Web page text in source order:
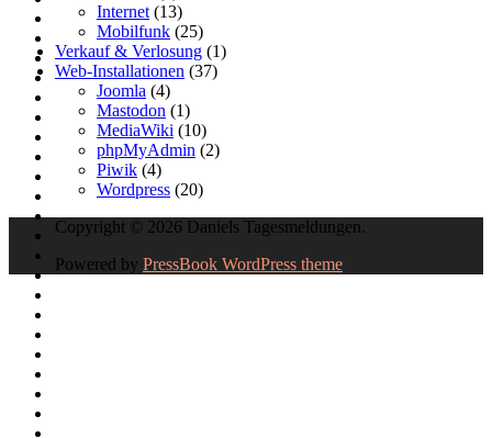
Internet (13)
Mobilfunk (25)
Verkauf & Verlosung (1)
Web-Installationen (37)
Joomla (4)
Mastodon (1)
MediaWiki (10)
phpMyAdmin (2)
Piwik (4)
Wordpress (20)
Copyright © 2026 Daniels Tagesmeldungen.
Powered by PressBook WordPress theme